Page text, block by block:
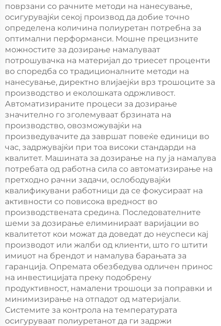
поврзани со рачните методи на нанесување,
осигурувајќи секој производ да добие точно
определена количина полиуретан потребна за
оптимални перформанси. Мошне прецизните
можностите за дозирање намалуваат
потрошувачка на материјал до триесет проценти
во споредба со традиционалните методи на
нанесување, директно влијаејќи врз трошоците за
производство и еколошката одржливост.
Автоматизираните процеси за дозирање
значително го зголемуваат брзината на
производство, овозможувајќи на
произведувачите да завршат повеќе единици во
час, задржувајќи при тоа високи стандарди на
квалитет. Машината за дозирање на пу ја намалува
потребата од работна сила со автоматизирање на
претходно рачни задачи, ослободувајќи
квалификувани работници да се фокусираат на
активности со повисока вредност во
производствената средина. Последователните
шеми за дозирање елиминираат варијации во
квалитетот кои можат да доведат до неуспеси кај
производот или жалби од клиенти, што го штити
имиџот на брендот и намалува барањата за
гаранција. Опремата обезбедува одличен принос
на инвестицијата преку подобрену
продуктивност, намалени трошоци за поправки и
минимизирање на отпадот од материјали.
Системите за контрола на температурата
осигуруваат полиуретанот да ги задржи